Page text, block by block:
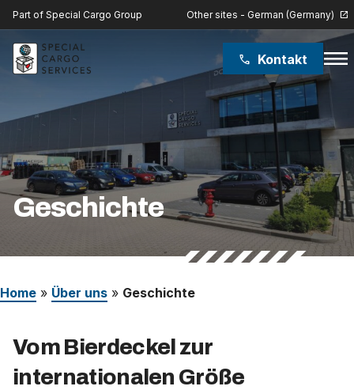
Part of Special Cargo Group Other sites - German (Germany) open_in_new
phone Kontakt menu
Geschichte
Home » Über uns » Geschichte
Vom Bierdeckel zur
internationalen Größe
Special Cargo Group
Special Cargo College
Isologic
Karriere